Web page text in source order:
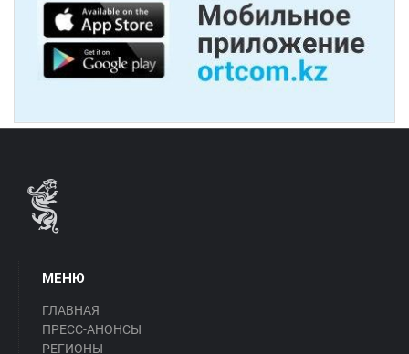
МЕНЮ
ГЛАВНАЯ
ПРЕСС-АНОНСЫ
РЕГИОНЫ